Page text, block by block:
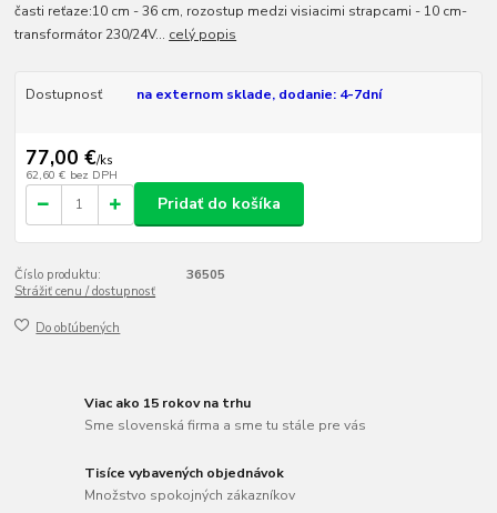
časti reťaze:10 cm - 36 cm, rozostup medzi visiacimi strapcami - 10 cm-
transformátor 230/24V... celý popis
Dostupnosť na externom sklade, dodanie: 4-7dní
77,00 €/ks
62,60 € bez DPH
Pridať do košíka
Číslo produktu:
36505
Strážiť cenu / dostupnosť
Do obľúbených
Viac ako 15 rokov na trhu
Sme slovenská firma a sme tu stále pre vás
Tisíce vybavených objednávok
Množstvo spokojných zákazníkov